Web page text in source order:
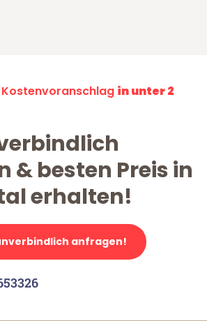
in unter 2
& besten Preis in
erhalten!
anfragen!